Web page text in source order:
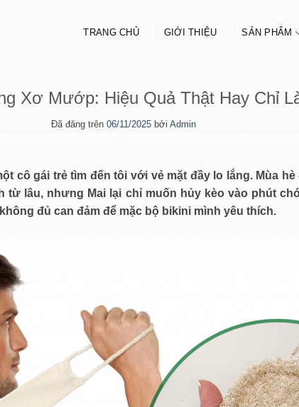
TRANG CHỦ GIỚI THIỆU SẢN PHẨM
Xơ Mướp: Hiệu Quả Thật Hay Chỉ
Đã đăng trên 06/11/2025 bởi Admin
cô gái trẻ tìm đến tôi với vẻ mặt đầy lo lắng. Mùa
từ lâu, nhưng Mai lại chỉ muốn hủy kèo vào phút
đủ can đảm để mặc bộ bikini mình yêu thích.